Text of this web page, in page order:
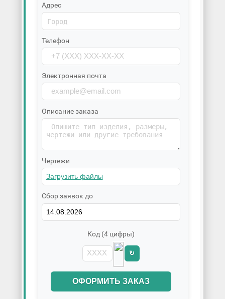
Адрес
Телефон
Электронная почта
Описание заказа
Чертежи
Сбор заявок до
Код (4 цифры)
↻
ОФОРМИТЬ ЗАКАЗ